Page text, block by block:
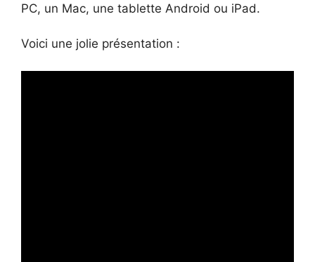
PC, un Mac, une tablette Android ou iPad.
Voici une jolie présentation :